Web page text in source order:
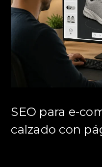
SEO para e-
calzado con